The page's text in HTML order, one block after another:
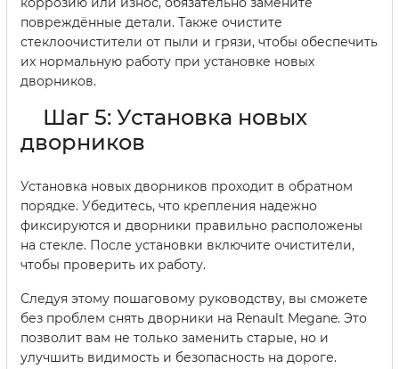
повреждённые детали. Также очистите
стеклоочистители от пыли и грязи, чтобы обеспечить
их нормальную работу при установке новых
дворников.
Шаг 5: Установка новых
дворников
Установка новых дворников проходит в обратном
порядке. Убедитесь, что крепления надежно
фиксируются и дворники правильно расположены
на стекле. После установки включите очистители,
чтобы проверить их работу.
Следуя этому пошаговому руководству, вы сможете
без проблем снять дворники на Renault Megane. Это
позволит вам не только заменить старые, но и
улучшить видимость и безопасность на дороге.